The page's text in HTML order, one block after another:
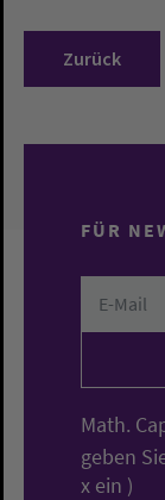
Zurück
FÜR
Math.
geben
x ein )